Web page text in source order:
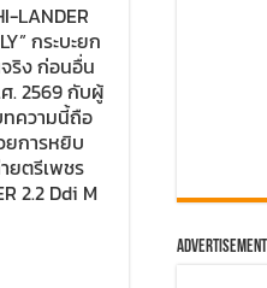
LANDER
กระบะยก
ริง ก่อนอื่น
. 2569 กับผู้
ความนี้ถือ
ยการหยิบ
ยตรีเพชร
2.2 Ddi M
Advertisement